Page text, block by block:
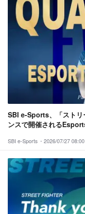
SBI e-Sports、「ストリ
ンスで開催される
SBI e-Sports・ 2026/07/27 08:00